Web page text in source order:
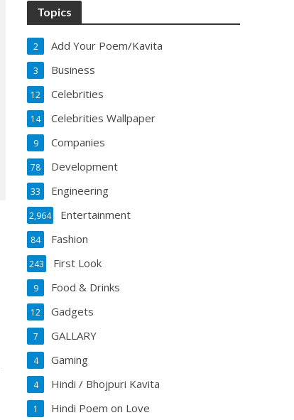
Topics
Add Your Poem/Kavita
2
Business
3
Celebrities
12
Celebrities Wallpaper
14
Companies
9
Development
78
Engineering
33
Entertainment
2,964
Fashion
84
First Look
243
Food & Drinks
9
Gadgets
12
GALLARY
7
Gaming
4
Hindi / Bhojpuri Kavita
4
Hindi Poem on Love
1